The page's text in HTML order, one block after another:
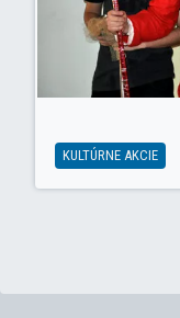
KULTÚRNE AKCIE